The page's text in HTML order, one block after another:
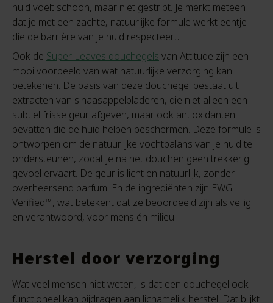
huid voelt schoon, maar niet gestript. Je merkt meteen
dat je met een zachte, natuurlijke formule werkt eentje
die de barrière van je huid respecteert.
Ook de Super Leaves douchegels van Attitude zijn een
mooi voorbeeld van wat natuurlijke verzorging kan
betekenen. De basis van deze douchegel bestaat uit
extracten van sinaasappelbladeren, die niet alleen een
subtiel frisse geur afgeven, maar ook antioxidanten
bevatten die de huid helpen beschermen. Deze formule is
ontworpen om de natuurlijke vochtbalans van je huid te
ondersteunen, zodat je na het douchen geen trekkerig
gevoel ervaart. De geur is licht en natuurlijk, zonder
overheersend parfum. En de ingrediënten zijn EWG
Verified™, wat betekent dat ze beoordeeld zijn als veilig
en verantwoord, voor mens én milieu.
Herstel door verzorging
Wat veel mensen niet weten, is dat een douchegel ook
functioneel kan bijdragen aan lichamelijk herstel. Dat blijkt